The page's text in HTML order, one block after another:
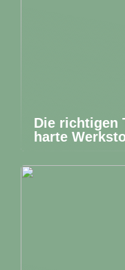
Die richtigen
harte